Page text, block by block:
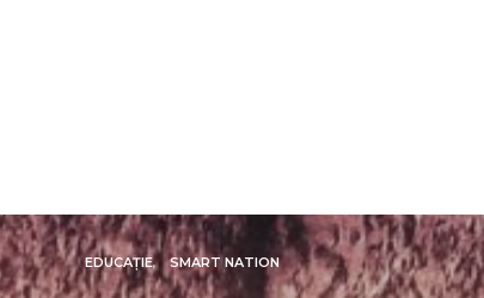
EDUCAȚIE SMART NATION